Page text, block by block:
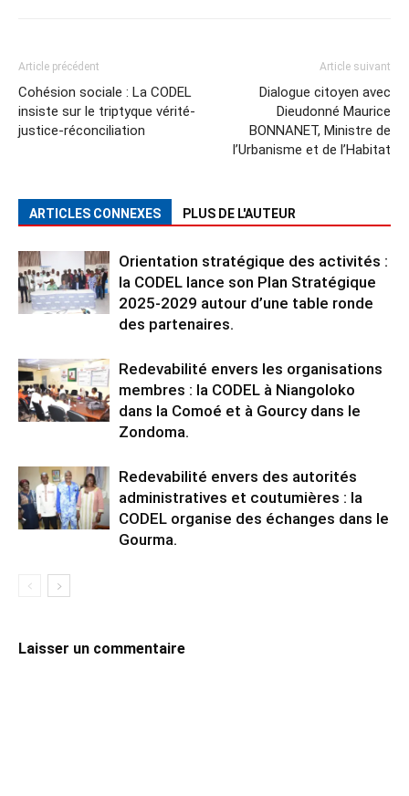
Article précédent
Cohésion sociale : La CODEL
insiste sur le triptyque vérité-
justice-réconciliation
Article suivant
Dialogue citoyen avec
Dieudonné Maurice
BONNANET, Ministre de
l’Urbanisme et de l’Habitat
ARTICLES CONNEXES PLUS DE L'AUTEUR
Orientation stratégique des activités :
la CODEL lance son Plan Stratégique
2025-2029 autour d’une table ronde
des partenaires.
Redevabilité envers les organisations
membres : la CODEL à Niangoloko
dans la Comoé et à Gourcy dans le
Zondoma.
Redevabilité envers des autorités
administratives et coutumières : la
CODEL organise des échanges dans le
Gourma.
Laisser un commentaire